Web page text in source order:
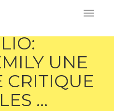
UNE
CRITIQUE
…